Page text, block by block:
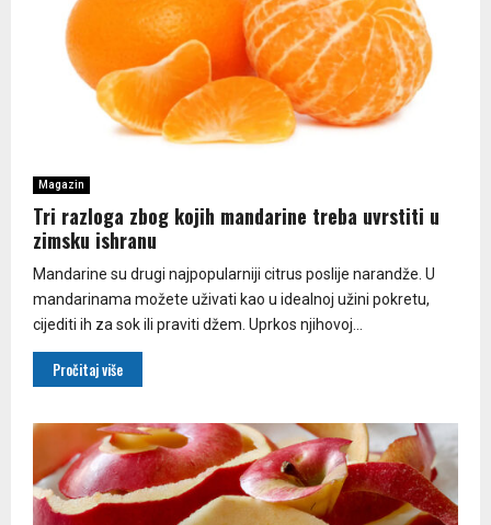
Magazin
Tri razloga zbog kojih mandarine treba uvrstiti u
zimsku ishranu
Mandarine su drugi najpopularniji citrus poslije narandže. U
mandarinama možete uživati kao u idealnoj užini pokretu,
cijediti ih za sok ili praviti džem. Uprkos njihovoj...
Pročitaj više